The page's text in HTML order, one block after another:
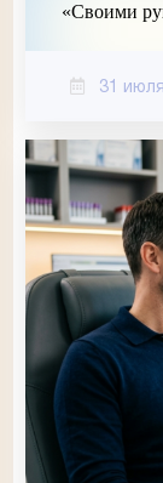
«Своими
31